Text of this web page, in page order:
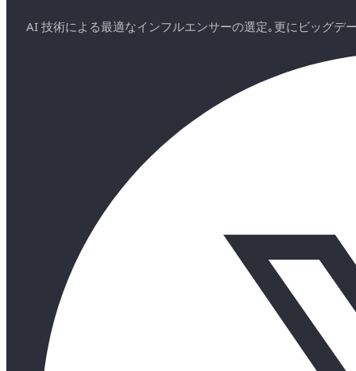
AI 技術による最適なインフルエンサーの選定｡更にビッグデ